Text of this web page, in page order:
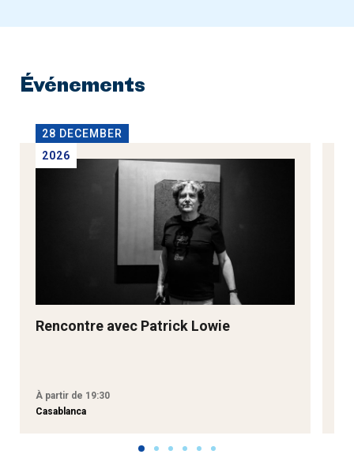
Événements
28 DECEMBER
2026
Rencontre avec Patrick Lowie
À partir de 19:30
Casablanca